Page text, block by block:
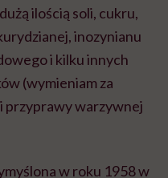
ilością soli, cukru,
inozynianu
i kilku innych
(wymieniam za
przyprawy warzywnej
w roku 1958 w